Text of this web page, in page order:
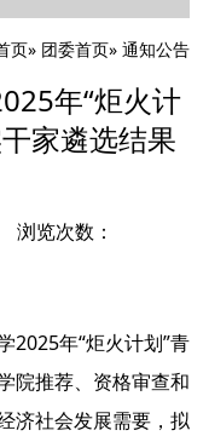
页» 团委首页» 通知公告
年“炬火计
家遴选结果
览次数：
2025年“炬火计划”青
院推荐、资格审查和
济社会发展需要，拟